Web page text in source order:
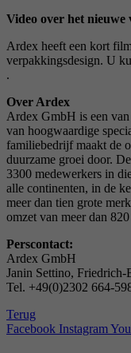
Video over het nieuwe
Ardex heeft een kort
verpakkingsdesign. U
.
Over Ardex
Ardex GmbH is een
van hoogwaardige
familiebedrijf maakt de
duurzame groei door.
3300 medewerkers in
alle continenten, in de
meer dan tien grote
omzet van meer dan
Perscontact:
Ardex GmbH
Janin Settino,
Tel. +49(0)2302 664-
Terug
Facebook Instagram